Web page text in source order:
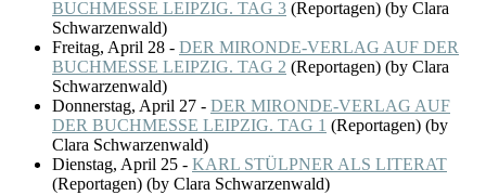
BUCHMESSE LEIPZIG. TAG 3 (Reportagen) (by Clara
Schwarzenwald)
Freitag, April 28 - DER MIRONDE-VERLAG AUF DER
BUCHMESSE LEIPZIG. TAG 2 (Reportagen) (by Clara
Schwarzenwald)
Donnerstag, April 27 - DER MIRONDE-VERLAG AUF
DER BUCHMESSE LEIPZIG. TAG 1 (Reportagen) (by
Clara Schwarzenwald)
Dienstag, April 25 - KARL STÜLPNER ALS LITERAT
(Reportagen) (by Clara Schwarzenwald)